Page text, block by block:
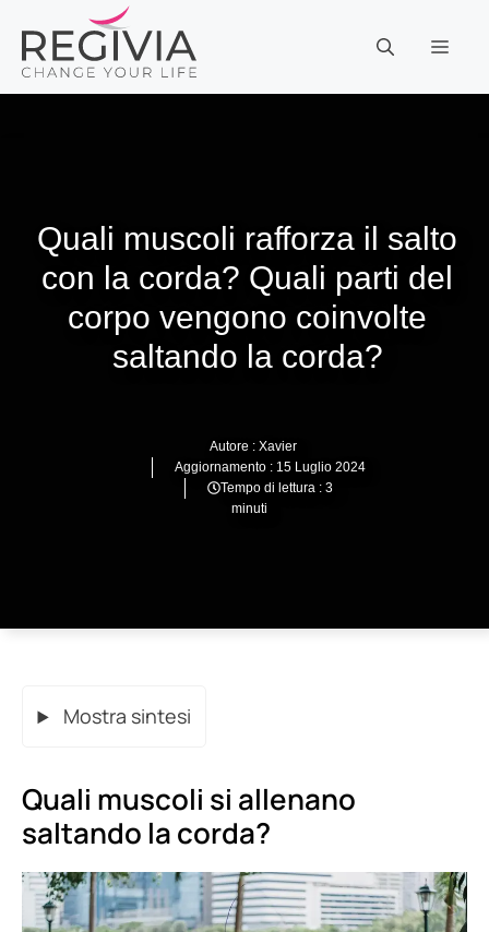
contenuto
Quali muscoli rafforza il salto
con la corda? Quali parti del
corpo vengono coinvolte
saltando la corda?
Autore : Xavier
Aggiornamento : 15 Luglio 2024
Tempo di lettura : 3
minuti
Mostra sintesi
Quali muscoli si allenano
saltando la corda?